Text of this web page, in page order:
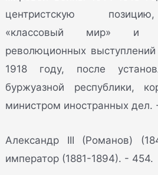
центристскую
«классовый мир» и
революционных
1918 году, после
буржуазной республики,
министром иностранных дел.
Александр III (Романов)
император (1881-1894). - 454.